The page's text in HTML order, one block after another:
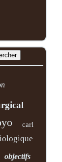
carl
objectifs